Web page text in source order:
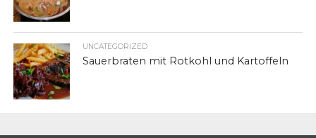
UNCATEGORIZED
Sauerbraten mit Rotkohl und Kartoffeln